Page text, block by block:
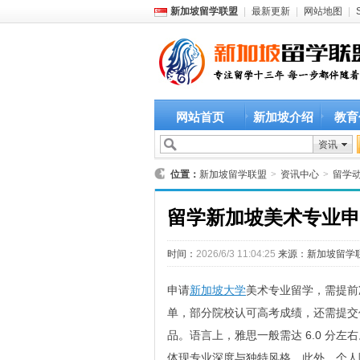
新加坡留学联盟 最新更新 网站地图
网站首页 新加坡介绍 教
资讯
位置： 新加坡留学联盟 > 资讯中心 > 留学
留学新加坡美术专业
时间： 2026/6/3 11:04:25 来源： 新加坡留学
申请新加坡大学美术专业留学，需提
单，部分院校认可高考成绩，还需提
品。语言上，雅思一般需达 6.0 分左